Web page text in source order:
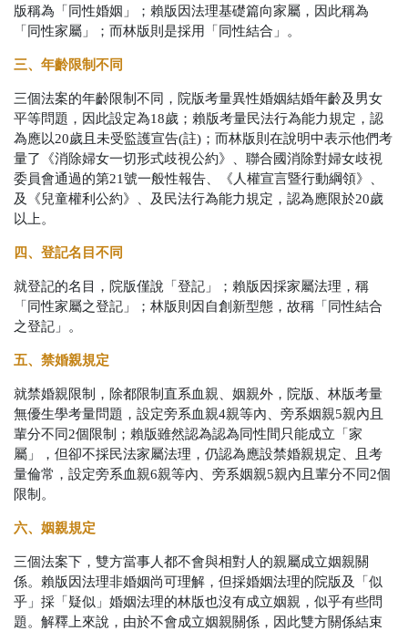
版稱為「同性婚姻」；賴版因法理基礎篇向家屬，因此稱為
「同性家屬」；而林版則是採用「同性結合」。
三、年齡限制不同
三個法案的年齡限制不同，院版考量異性婚姻結婚年齡及男女
平等問題，因此設定為18歲；賴版考量民法行為能力規定，認
為應以20歲且未受監護宣告(註)；而林版則在說明中表示他們考
量了《消除婦女一切形式歧視公約》、聯合國消除對婦女歧視
委員會通過的第21號一般性報告、《人權宣言暨行動綱領》、
及《兒童權利公約》、及民法行為能力規定，認為應限於20歲
以上。
四、登記名目不同
就登記的名目，院版僅說「登記」；賴版因採家屬法理，稱
「同性家屬之登記」；林版則因自創新型態，故稱「同性結合
之登記」。
五、禁婚親規定
就禁婚親限制，除都限制直系血親、姻親外，院版、林版考量
無優生學考量問題，設定旁系血親4親等內、旁系姻親5親內且
輩分不同2個限制；賴版雖然認為認為同性間只能成立「家
屬」，但卻不採民法家屬法理，仍認為應設禁婚親規定、且考
量倫常，設定旁系血親6親等內、旁系姻親5親內且輩分不同2個
限制。
六、姻親規定
三個法案下，雙方當事人都不會與相對人的親屬成立姻親關
係。賴版因法理非婚姻尚可理解，但採婚姻法理的院版及「似
乎」採「疑似」婚姻法理的林版也沒有成立姻親，似乎有些問
題。解釋上來說，由於不會成立姻親關係，因此雙方關係結束